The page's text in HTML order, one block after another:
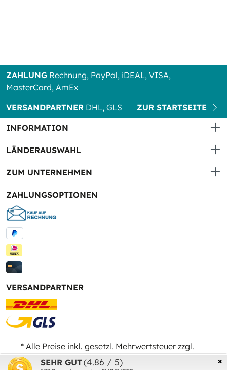
ZAHLUNG Rechnung, PayPal, iDEAL, VISA,
MasterCard, AmEx
VERSANDPARTNER DHL, GLS
ZUR STARTSEITE
INFORMATION
LÄNDERAUSWAHL
ZUM UNTERNEHMEN
ZAHLUNGSOPTIONEN
VERSANDPARTNER
* Alle Preise inkl. gesetzl. Mehrwertsteuer zzgl.
Versandkosten und ggf. Nachnahmegebühren, wenn
×
SEHR GUT(4.86 / 5)